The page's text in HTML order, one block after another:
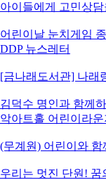
아이들에게 고민상
어린이날 눈치게임
DDP 뉴스레터
[금나래도서관] 나래
김덕수 명인과 함께
악아트홀 어린이라운
(무계원) 어린이와
우리는 멋진 단원! 꿈